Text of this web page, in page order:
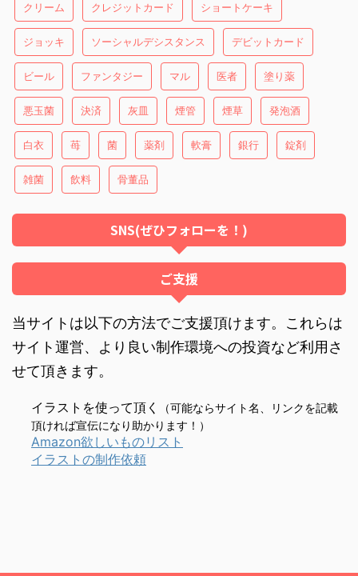
クリーム クレジットカード ショートケーキ
ジョッキ ソーシャルデシスタンス デビットカード
ビール ファンタジー マル 医者 塗り薬
悪玉菌 決済 灰皿 煙管 煙草 発泡酒
白衣 苺 菌 薬剤 軟膏 銀行 錠剤
雑菌 飲料 骨董品
SNS(ぜひフォローを！)
ご支援
当サイトは以下の方法でご支援頂けます。これらは
サイト運営、より良い制作環境への投資など利用さ
せて頂きます。
イラストを使って頂く
（可能ならサイト名、リンクを記載
頂ければ宣伝になり助かります！）
Amazon欲しいものリスト
イラストの制作依頼